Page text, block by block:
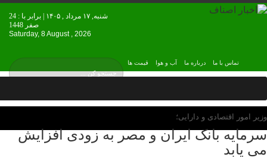
قیمت ها آب و هوا درباره ما تماس با ما
شنبه, ۱۷ مرداد , ۱۴۰۵ | برابر با : 24
صفر 1448
Saturday, 8 August , 2026
وزیر امور اقتصادی و دارایی؛
سرمایه بانک ایران و مصر به زودی افزایش
می یابد